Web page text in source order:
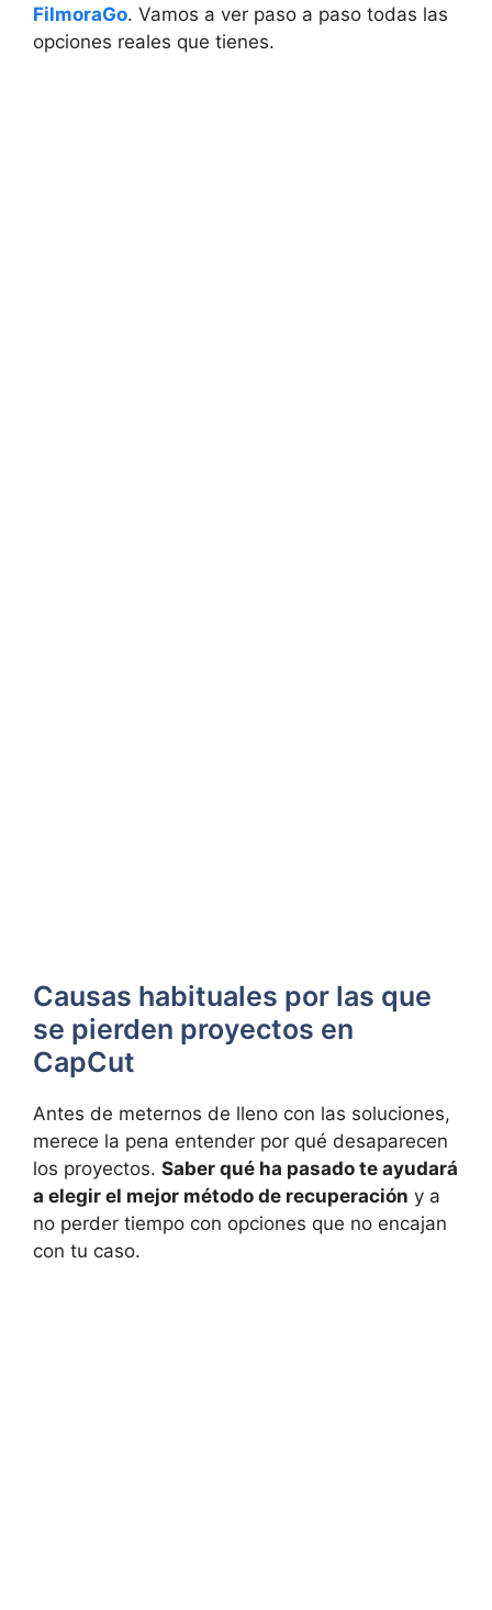
FilmoraGo. Vamos a ver paso a paso todas las
opciones reales que tienes.
Causas habituales por las que
se pierden proyectos en
CapCut
Antes de meternos de lleno con las soluciones,
merece la pena entender por qué desaparecen
los proyectos. Saber qué ha pasado te ayudará
a elegir el mejor método de recuperación y a
no perder tiempo con opciones que no encajan
con tu caso.